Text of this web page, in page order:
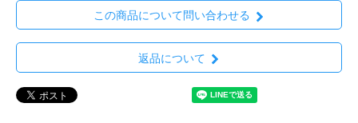
この商品について問い合わせる
返品について